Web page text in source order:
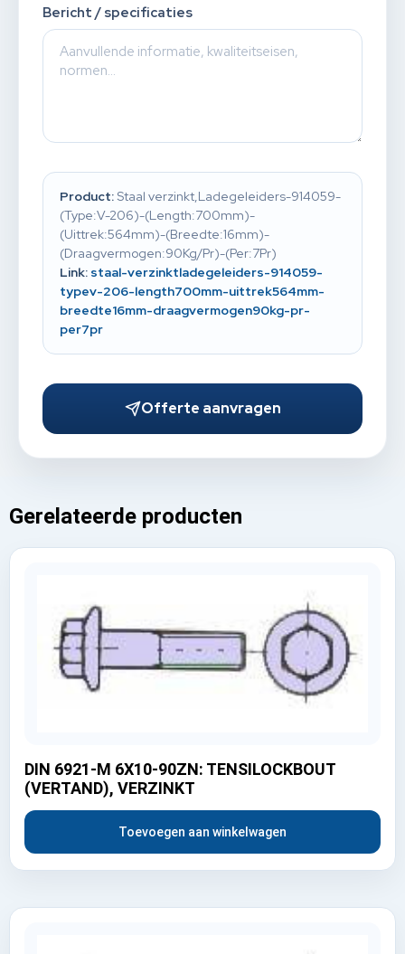
Bericht / specificaties
Product:Staal verzinkt,Ladegeleiders-914059-
(Type:V-206)-(Length:700mm)-
(Uittrek:564mm)-(Breedte:16mm)-
(Draagvermogen:90Kg/Pr)-(Per:7Pr)
Link: staal-verzinktladegeleiders-914059-
typev-206-length700mm-uittrek564mm-
breedte16mm-draagvermogen90kg-pr-
per7pr
Offerte aanvragen
Gerelateerde producten
DIN 6921-M 6X10-90ZN: TENSILOCKBOUT
(VERTAND), VERZINKT
Toevoegen aan winkelwagen